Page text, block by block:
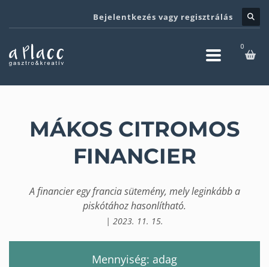
Bejelentkezés vagy regisztrálás
MÁKOS CITROMOS
FINANCIER
A financier egy francia sütemény, mely leginkább a
piskótához hasonlítható.
| 2023. 11. 15.
Mennyiség: adag